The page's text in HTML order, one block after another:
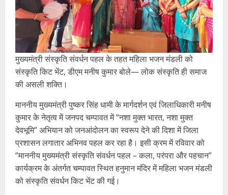
मुख्यमंत्री संस्कृति संवर्धन पहल के तहत महिला भजन मंडली को
संस्कृति किट भेंट, डीएम मनीष कुमार बोले— लोक संस्कृति ही समाज
की असली शक्ति।
माननीय मुख्यमंत्री पुष्कर सिंह धामी के मार्गदर्शन एवं जिलाधिकारी मनीष
कुमार के नेतृत्व में जनपद चम्पावत में “नशा मुक्त भारत, नशा मुक्त
देवभूमि” अभियान को जनआंदोलन का स्वरूप देने की दिशा में जिला
प्रशासन लगातार अभिनव पहल कर रहा है। इसी क्रम में रविवार को
“माननीय मुख्यमंत्री संस्कृति संवर्धन पहल – कला, परंपरा और पहचान”
कार्यक्रम के अंतर्गत चम्पावत स्थित हनुमान मंदिर में महिला भजन मंडली
को संस्कृति संवर्धन किट भेंट की गई।